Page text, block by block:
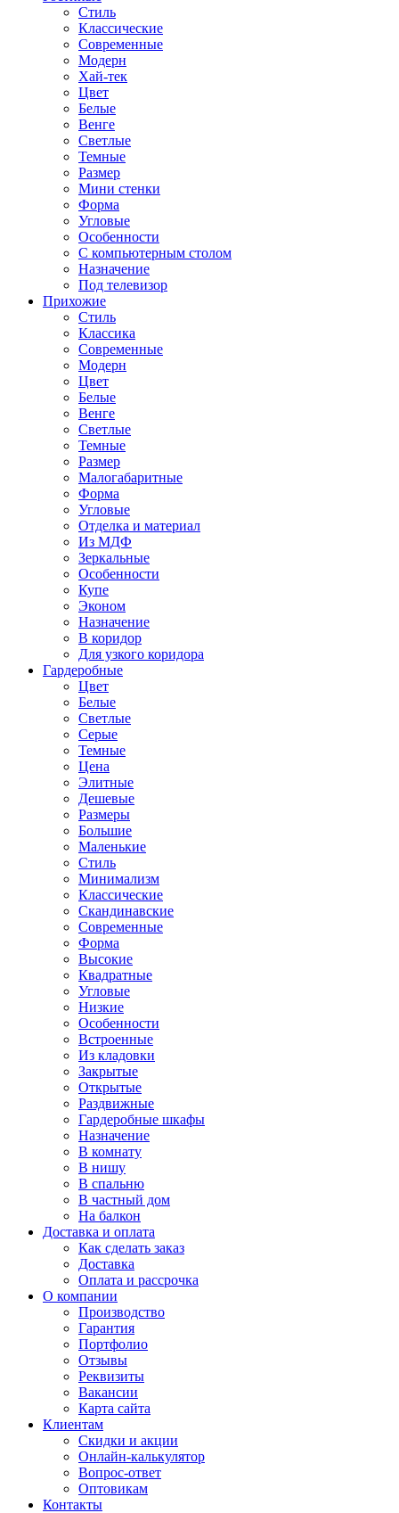
Стиль
Классические
Современные
Модерн
Хай-тек
Цвет
Белые
Венге
Светлые
Темные
Размер
Мини стенки
Форма
Угловые
Особенности
С компьютерным столом
Назначение
Под телевизор
Прихожие
Стиль
Классика
Современные
Модерн
Цвет
Белые
Венге
Светлые
Темные
Размер
Малогабаритные
Форма
Угловые
Отделка и материал
Из МДФ
Зеркальные
Особенности
Купе
Эконом
Назначение
В коридор
Для узкого коридора
Гардеробные
Цвет
Белые
Светлые
Серые
Темные
Цена
Элитные
Дешевые
Размеры
Большие
Маленькие
Стиль
Минимализм
Классические
Скандинавские
Современные
Форма
Высокие
Квадратные
Угловые
Низкие
Особенности
Встроенные
Из кладовки
Закрытые
Открытые
Раздвижные
Гардеробные шкафы
Назначение
В комнату
В нишу
В спальню
В частный дом
На балкон
Доставка и оплата
Как сделать заказ
Доставка
Оплата и рассрочка
О компании
Производство
Гарантия
Портфолио
Отзывы
Реквизиты
Вакансии
Карта сайта
Клиентам
Скидки и акции
Онлайн-калькулятор
Вопрос-ответ
Оптовикам
Контакты